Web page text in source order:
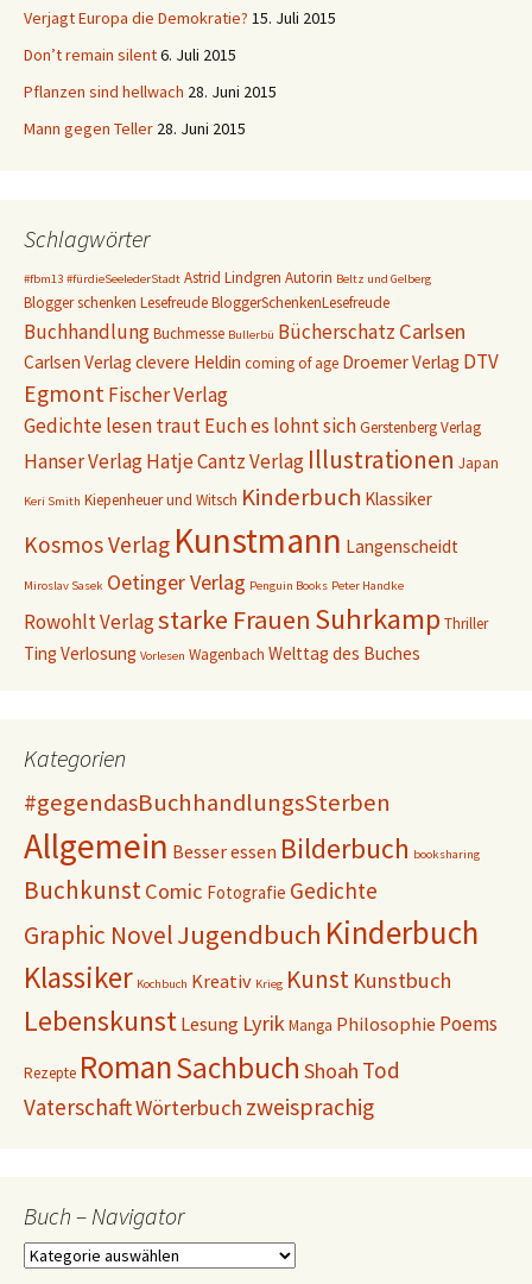
Verjagt Europa die Demokratie? 15. Juli 2015
Don’t remain silent6. Juli 2015
Pflanzen sind hellwach 28. Juni 2015
Mann gegen Teller 28. Juni 2015
Schlagwörter
#fbm13 #fürdieSeelederStadt Astrid Lindgren Autorin Beltz und Gelberg
Blogger schenken LesefreudeBloggerSchenkenLesefreude
BuchhandlungBuchmesse Bullerbü Bücherschatz Carlsen
Carlsen Verlag clevere Heldin coming of age Droemer Verlag DTV
EgmontFischer Verlag
Gedichte lesen traut Euch es lohnt sichGerstenberg Verlag
Hanser VerlagHatje Cantz Verlag Illustrationen Japan
Keri Smith Kiepenheuer und Witsch Kinderbuch Klassiker
Kosmos Verlag Kunstmann Langenscheidt
Miroslav Sasek Oetinger Verlag Penguin Books Peter Handke
Rowohlt Verlagstarke Frauen Suhrkamp Thriller
Ting Verlosung Vorlesen Wagenbach Welttag des Buches
Kategorien
#gegendasBuchhandlungsSterben
Allgemein Besser essen Bilderbuch booksharing
BuchkunstComic Fotografie Gedichte
Graphic NovelJugendbuch Kinderbuch
Klassiker Kochbuch Kreativ Krieg Kunst Kunstbuch
Lebenskunst Lesung LyrikManga Philosophie Poems
Rezepte RomanSachbuch Shoah Tod
VaterschaftWörterbuch zweisprachig
Buch – Navigator
Buch